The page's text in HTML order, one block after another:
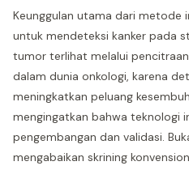
Keunggulan utama dari metode
untuk mendeteksi kanker pada
tumor terlihat melalui
dalam dunia onkologi, karena
meningkatkan peluang
mengingatkan bahwa teknologi
pengembangan dan validasi.
mengabaikan skrining